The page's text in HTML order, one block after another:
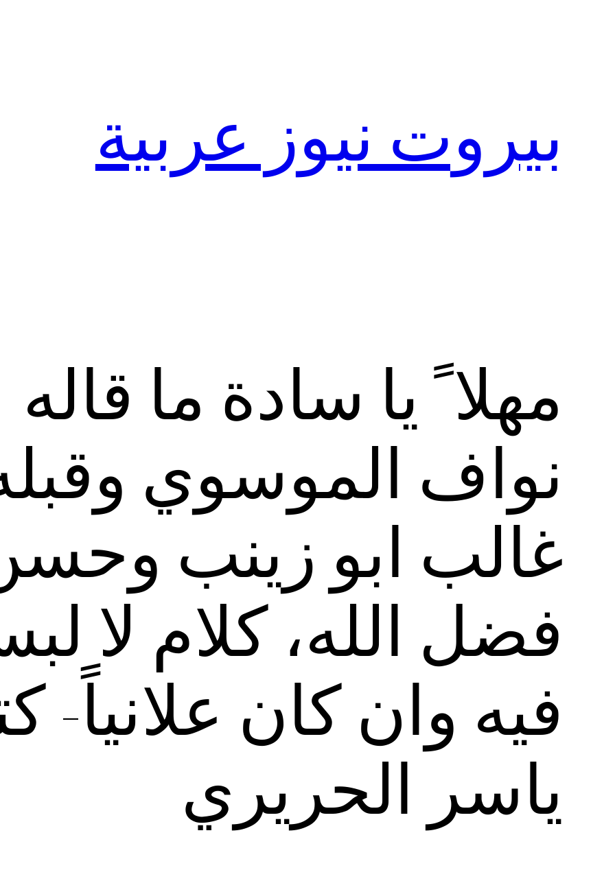
بيروت نيوز عربية
مهلا ً يا سادة ما قاله
نواف الموسوي
غالب ابو زينب
فضل الله، كلام لا
فيه وان كان علانياً-
ياسر الحريري